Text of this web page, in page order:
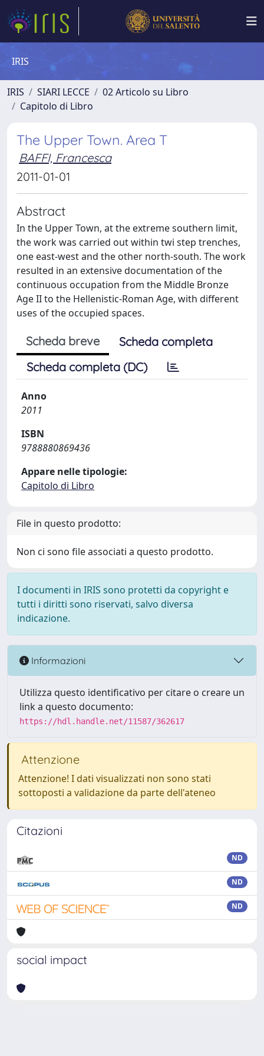
IRIS
IRIS SIARI LECCE
02 Articolo su Libro
Capitolo di Libro
The Upper Town. Area T
BAFFI, Francesca
2011-01-01
Abstract
In the Upper Town, at the extreme southern limit,
the work was carried out within twi step trenches,
one east-west and the other north-south. The work
resulted in an extensive documentation of the
continuous occupation from the Middle Bronze
Age II to the Hellenistic-Roman Age, with different
uses of the occupied spaces.
Scheda breve
Scheda completa
Scheda completa (DC)
Anno
2011
ISBN
9788880869436
Appare nelle tipologie:
Capitolo di Libro
File in questo prodotto:
Non ci sono file associati a questo prodotto.
I documenti in IRIS sono protetti da copyright e
tutti i diritti sono riservati, salvo diversa
indicazione.
Informazioni
Utilizza questo identificativo per citare o creare un
link a questo documento:
https://hdl.handle.net/11587/362617
Attenzione
Attenzione! I dati visualizzati non sono stati
sottoposti a validazione da parte dell'ateneo
Citazioni
ND
ND
ND
social impact